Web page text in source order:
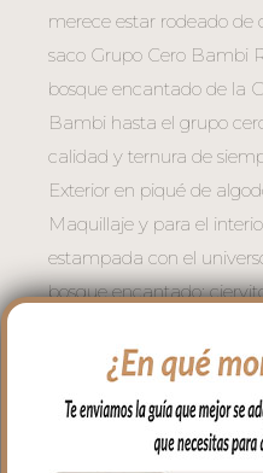
merece estar rodeado de
saco Grupo Cero Bambi
bosque encantado de la
Bambi hasta el grupo
calidad y ternura de
Exterior en piqué de
Maquillaje y para el
estampada con el
bosque encantado:
florecillas y hojitas
abriga con suavidad y
cada vuelta de rueda.